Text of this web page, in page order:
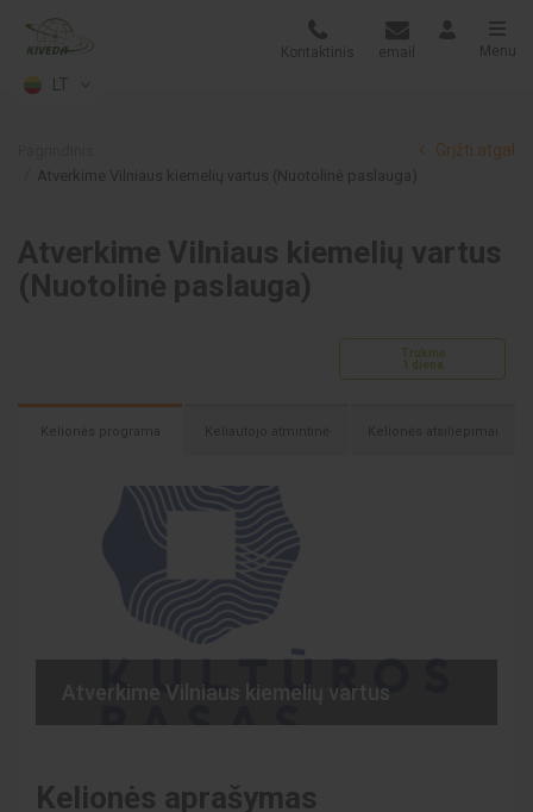
LT
Kontaktinis email Menu
Atverkime Vilniaus kiemelių vartus (Nuotolinė paslauga)
Grįžti atgal
Atverkime Vilniaus kiemelių vartus
(Nuotolinė paslauga)
Trukmė
1 diena
Kelionės programa
Atverkime Vilniaus kiemelių vartus
Kelionės aprašymas